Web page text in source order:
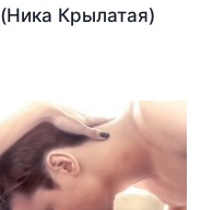
(Ника Крылатая)